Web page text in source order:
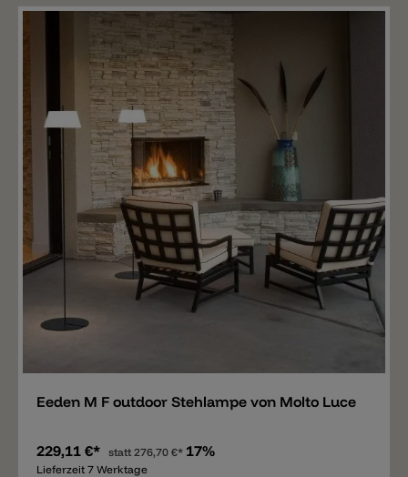
Eeden M F outdoor Stehlampe von Molto Luce
229,11 €* statt276,70 €* 17%
Lieferzeit 7 Werktage